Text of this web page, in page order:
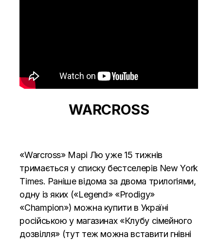
WARCROSS
«Warcross» Марі Лю уже 15 тижнів
тримається у списку бестселерів New York
Times. Раніше відома за двома трилогіями,
одну із яких («Legend» «Prodigy»
«Champion») можна купити в Україні
російською у магазинах «Клубу сімейного
дозвілля» (тут теж можна вставити гнівні